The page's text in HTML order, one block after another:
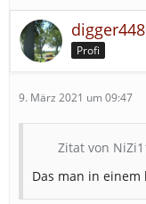
Profi
9. März 2021 um 09:47
Zitat von
Das man in einem